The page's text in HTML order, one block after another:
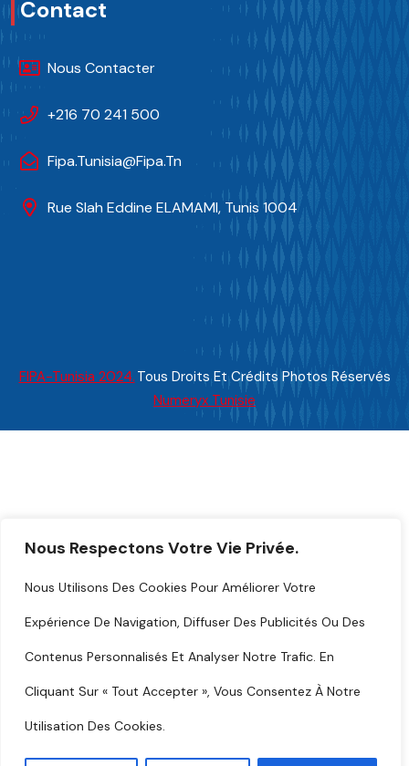
Nous Respectons Votre Vie Privée.
Nous Utilisons Des Cookies Pour Améliorer Votre
Expérience De Navigation, Diffuser Des Publicités Ou Des
Contenus Personnalisés Et Analyser Notre Trafic. En
Cliquant Sur « Tout Accepter », Vous Consentez À Notre
Utilisation Des Cookies.
Contact
Nous Contacter
+216 70 241 500
Fipa.tunisia@fipa.tn
Rue Slah Eddine ELAMAMI, Tunis 1004
FIPA-Tunisia 2024. Tous Droits Et Crédits Photos Réservés
Numeryx Tunisie